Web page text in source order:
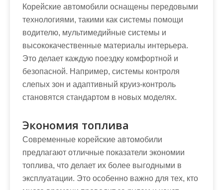
Корейские автомобили оснащены передовыми
технологиями, такими как системы помощи
водителю, мультимедийные системы и
высококачественные материалы интерьера.
Это делает каждую поездку комфортной и
безопасной. Например, системы контроля
слепых зон и адаптивный круиз-контроль
становятся стандартом в новых моделях.
Экономия топлива
Современные корейские автомобили
предлагают отличные показатели экономии
топлива, что делает их более выгодными в
эксплуатации. Это особенно важно для тех, кто